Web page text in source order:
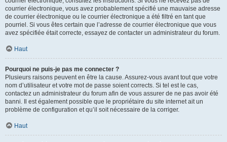
courrier électronique, vous avez probablement spécifié une mauvaise adresse
de courrier électronique ou le courrier électronique a été filtré en tant que
pourriel. Si vous êtes certain que l’adresse de courrier électronique que vous
avez spécifiée était correcte, essayez de contacter un administrateur du forum.
Haut
Pourquoi ne puis-je pas me connecter ?
Plusieurs raisons peuvent en être la cause. Assurez-vous avant tout que votre
nom d’utilisateur et votre mot de passe soient corrects. Si tel est le cas,
contactez un administrateur du forum afin de vous assurer de ne pas avoir été
banni. Il est également possible que le propriétaire du site internet ait un
problème de configuration et qu’il soit nécessaire de la corriger.
Haut